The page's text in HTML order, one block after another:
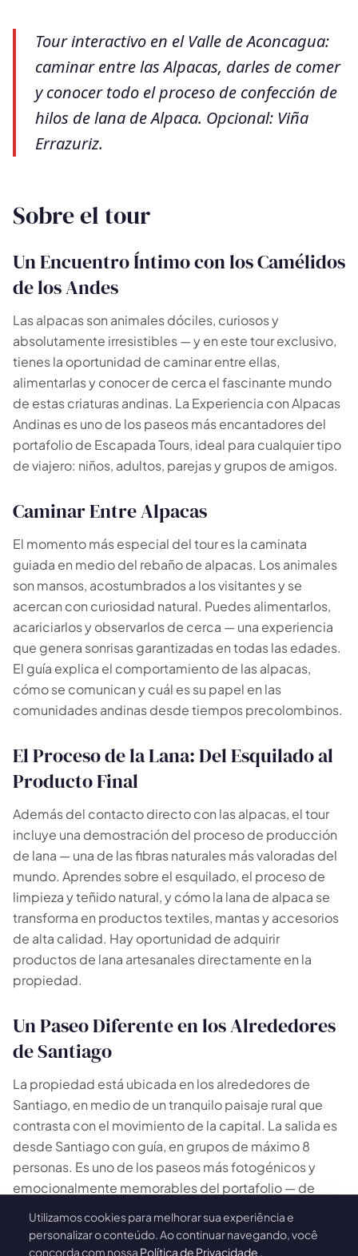
Tour interactivo en el Valle de Aconcagua:
caminar entre las Alpacas, darles de comer
y conocer todo el proceso de confección de
hilos de lana de Alpaca. Opcional: Viña
Errazuriz.
Sobre el tour
Un Encuentro Íntimo con los Camélidos
de los Andes
Las alpacas son animales dóciles, curiosos y
absolutamente irresistibles — y en este tour exclusivo,
tienes la oportunidad de caminar entre ellas,
alimentarlas y conocer de cerca el fascinante mundo
de estas criaturas andinas. La Experiencia con Alpacas
Andinas es uno de los paseos más encantadores del
portafolio de Escapada Tours, ideal para cualquier tipo
de viajero: niños, adultos, parejas y grupos de amigos.
Caminar Entre Alpacas
El momento más especial del tour es la caminata
guiada en medio del rebaño de alpacas. Los animales
son mansos, acostumbrados a los visitantes y se
acercan con curiosidad natural. Puedes alimentarlos,
acariciarlos y observarlos de cerca — una experiencia
que genera sonrisas garantizadas en todas las edades.
El guía explica el comportamiento de las alpacas,
cómo se comunican y cuál es su papel en las
comunidades andinas desde tiempos precolombinos.
El Proceso de la Lana: Del Esquilado al
Producto Final
Además del contacto directo con las alpacas, el tour
incluye una demostración del proceso de producción
de lana — una de las fibras naturales más valoradas del
mundo. Aprendes sobre el esquilado, el proceso de
limpieza y teñido natural, y cómo la lana de alpaca se
transforma en productos textiles, mantas y accesorios
de alta calidad. Hay oportunidad de adquirir
productos de lana artesanales directamente en la
propiedad.
Un Paseo Diferente en los Alrededores
de Santiago
La propiedad está ubicada en los alrededores de
Santiago, en medio de un tranquilo paisaje rural que
contrasta con el movimiento de la capital. La salida es
desde Santiago con guía, en grupos de máximo 8
personas. Es uno de los paseos más fotogénicos y
emocionalmente memorables del portafolio — de
regreso.
Utilizamos cookies para melhorar sua experiência e
personalizar o conteúdo. Ao continuar navegando, você
concorda com nossa Política de Privacidade .
🗺️
Tus experiencias aparecen aquí
Responde las preguntas de al lado para filtrar los
tours y paquetes.